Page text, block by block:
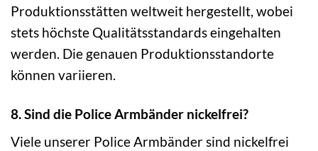
Produktionsstätten weltweit hergestellt, wobei
stets höchste Qualitätsstandards eingehalten
werden. Die genauen Produktionsstandorte
können variieren.
8. Sind die Police Armbänder nickelfrei?
Viele unserer Police Armbänder sind nickelfrei